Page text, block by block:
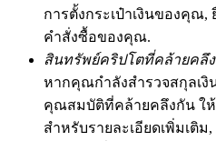
New Listing Futures Fest
Trade New Futures, Win
การตั้งกระเป๋าเงินของคุณ
คำสั่งซื้อของคุณ.
สินทรัพย์คริปโตที่คล้ายคลึง
หากคุณกำลังสำรวจสกุลเ
คุณสมบัติที่คล้ายคลึงกัน ให้
สำหรับรายละเอียดเพิ่มเติม,